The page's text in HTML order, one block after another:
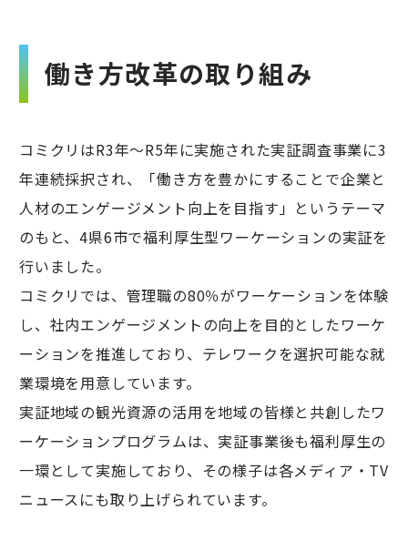
働き方改革の取り組み
コミクリはR3年～R5年に実施された実証調査事業に3
年連続採択され、「働き方を豊かにすることで企業と
人材のエンゲージメント向上を目指す」というテーマ
のもと、4県6市で福利厚生型ワーケーションの実証を
行いました。
コミクリでは、管理職の80％がワーケーションを体験
し、社内エンゲージメントの向上を目的としたワーケ
ーションを推進しており、テレワークを選択可能な就
業環境を用意しています。
実証地域の観光資源の活用を地域の皆様と共創したワ
ーケーションプログラムは、実証事業後も福利厚生の
一環として実施しており、その様子は各メディア・TV
ニュースにも取り上げられています。